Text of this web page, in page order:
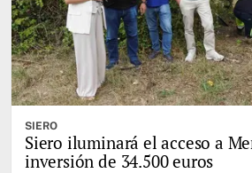
SIERO
Siero iluminará el acceso a
inversión de 34.500 euros